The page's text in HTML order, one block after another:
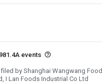
events
by Shanghai Wangwang Food
I Lan Foods Industrial Co Ltd